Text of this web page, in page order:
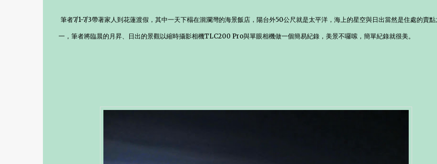
筆者7/1-7/3帶著家人到花蓮渡假，其中一天下榻在洄瀾灣的海景飯店，陽台外50公尺就是太平洋，海上的星空與日出當然是住處的賣點
一，筆者將臨晨的月昇、日出的景觀以縮時攝影相機TLC200 Pro與單眼相機做一個簡易紀錄，美景不囉嗦，簡單紀錄就很美。